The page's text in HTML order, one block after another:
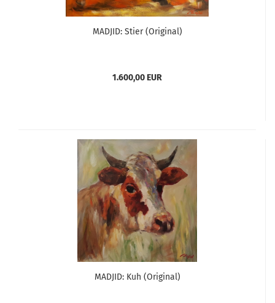
MADJID: Stier (Original)
1.600,00 EUR
MADJID: Kuh (Original)